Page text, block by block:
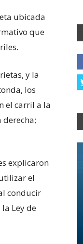
ubicada
que
y la
los
el carril a la
explicaron
el
conducir
Ley de